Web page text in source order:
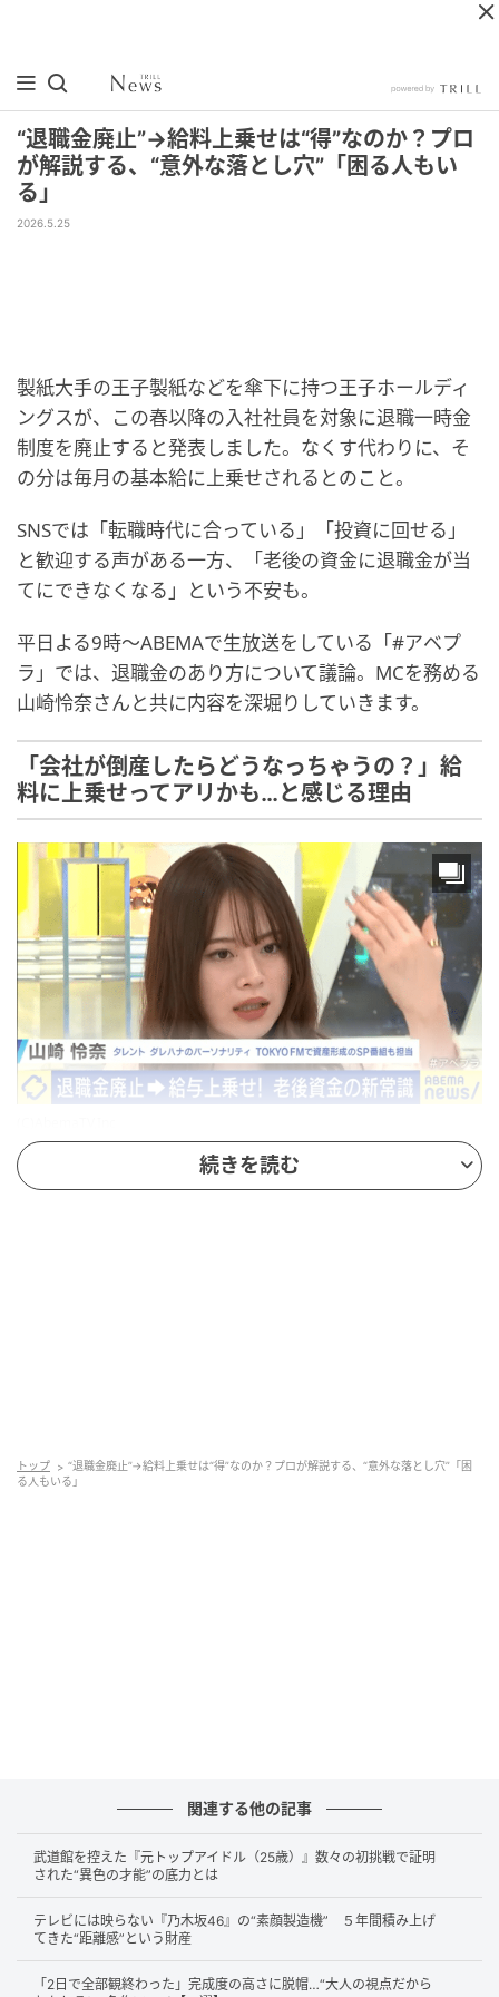
“退職金廃止”→給料上乗せは“得”なのか？プロ
が解説する、“意外な落とし穴”「困る人もい
る」
2026.5.25
製紙大手の王子製紙などを傘下に持つ王子ホールディ
ングスが、この春以降の入社社員を対象に退職一時金
制度を廃止すると発表しました。なくす代わりに、そ
の分は毎月の基本給に上乗せされるとのこと。
SNSでは「転職時代に合っている」「投資に回せる」
と歓迎する声がある一方、「老後の資金に退職金が当
てにできなくなる」という不安も。
平日よる9時～ABEMAで生放送をしている「#アベプ
ラ」では、退職金のあり方について議論。MCを務める
山崎怜奈さんと共に内容を深堀りしていきます。
「会社が倒産したらどうなっちゃうの？」給
料に上乗せってアリかも…と感じる理由
現在20代後半であるMCの山崎さんは、自身の感覚を
前提が崩れているわけですね。
「グローバルパートナーズ株式会社」の代表・山本康
二さんも退職金廃止派。「40年後の、辞める時に払う
ものがあるんだったら、今払ってあげたい」と話しま
す。
退職一時金制度を導入せず、普段の給与として反映し
続きを読む
トップ
“退職金廃止”→給料上乗せは“得”なのか？プロが解説する、“意外な落とし穴”「困
る人もいる」
関連する他の記事
武道館を控えた『元トップアイドル（25歳）』数々の初挑戦で証明
された“異色の才能”の底力とは
テレビには映らない『乃木坂46』の“素顔製造機” ５年間積み上げ
てきた“距離感”という財産
「2日で全部観終わった」完成度の高さに脱帽…“大人の視点だから